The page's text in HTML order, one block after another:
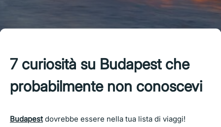
7 curiosità su Budapest che
probabilmente non conoscevi
Budapestdovrebbe essere nella tua lista di viaggi!